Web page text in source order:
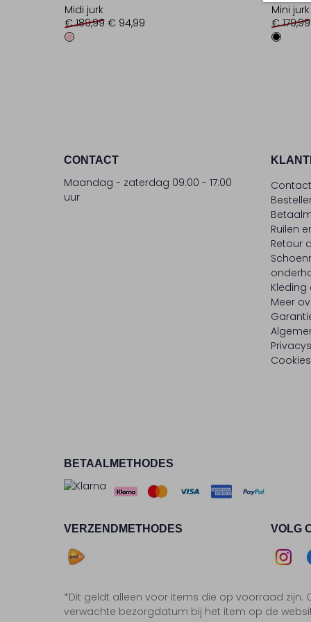
Midi jurk
€ 189,99 € 94,99
Mini jurk
€ 179,99
CONTACT
Maandag - zaterdag 09:00 - 17:00
uur
Contact
Ruilen
Retour
Meer
BETAALMETHODES
VERZENDMETHODES VOLG
*Dit geldt alleen voor items die op voorraad zijn.
verwachte bezorgdatum bij het item op de